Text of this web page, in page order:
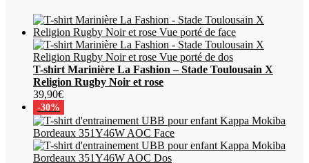
T-shirt Marinière La Fashion – Stade Toulousain X
Religion Rugby Noir et rose
39,90€
-30%